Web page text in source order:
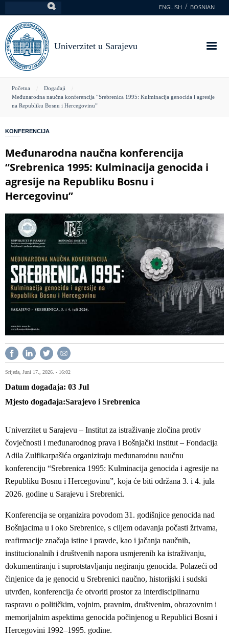
na
glavni
sadržaj
ENGLISH BOSNIAN
Univerzitet u Sarajevu
You
are
Početna
Događaji
Međunarodna naučna konferencija “Srebrenica 1995: Kulminacija genocida i agresije
na Republiku Bosnu i Hercegovinu”
KONFERENCIJA
Međunarodna naučna konferencija
“Srebrenica 1995: Kulminacija genocida i
agresije na Republiku Bosnu i
Hercegovinu”
Srijeda, Juni 17., 2026. - 16:02
Datum događaja 03 Jul
Mjesto događaja Sarajevo i Srebrenica
Univerzitet u Sarajevu – Institut za istraživanje zločina protiv
čovječnosti i međunarodnog prava i Bošnjački institut – Fondacija
Adila Zulfikarpašića organiziraju međunarodnu naučnu
konferenciju “Srebrenica 1995: Kulminacija genocida i agresije na
Republiku Bosnu i Hercegovinu”, koja će biti održana 3. i 4. jula
2026. godine u Sarajevu i Srebrenici.
Konferencija se organizira povodom 31. godišnjice genocida nad
Bošnjacima u i oko Srebrenice, s ciljem odavanja počasti žrtvama,
reafirmacije značaja istine i pravde, kao i jačanja naučnih,
institucionalnih i društvenih napora usmjerenih ka istraživanju,
dokumentiranju i suprotstavljanju negiranju genocida. Polazeći od
činjenice da je genocid u Srebrenici naučno, historijski i sudski
utvrđen, konferencija će otvoriti prostor za interdisciplinarnu
raspravu o političkim, vojnim, pravnim, društvenim, obrazovnim i
memorijalnim aspektima genocida počinjenog u Republici Bosni i
Hercegovini 1992–1995. godine.